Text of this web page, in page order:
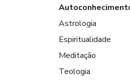
Astrologia
Espiritualidade
Meditação
Teologia